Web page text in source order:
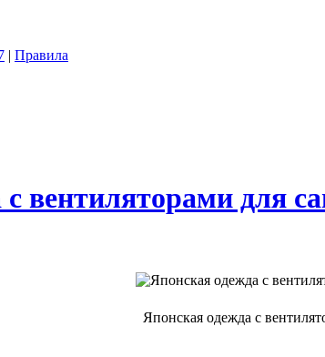
| Правила
вентиляторами для
Японская одежда с